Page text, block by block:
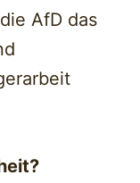
AfD das